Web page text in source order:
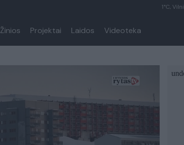
1°C,
Žinios Projektai Laidos Videoteka